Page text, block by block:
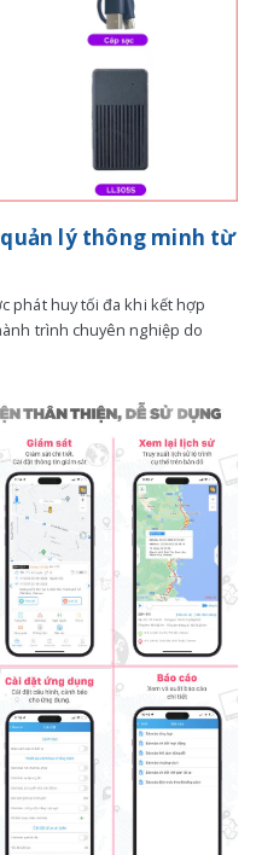
lý thông minh từ
phát huy tối đa khi kết hợp
trình chuyên nghiệp do